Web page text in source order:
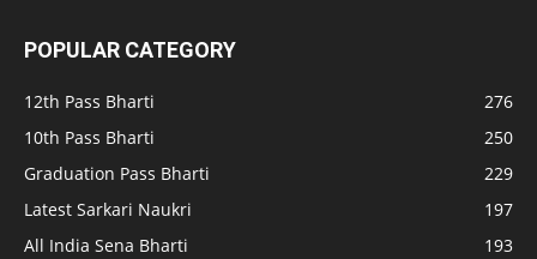
POPULAR CATEGORY
12th Pass Bharti
276
10th Pass Bharti
250
Graduation Pass Bharti
229
Latest Sarkari Naukri
197
All India Sena Bharti
193